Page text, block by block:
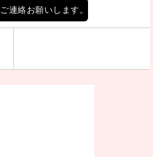
連絡お願いします。